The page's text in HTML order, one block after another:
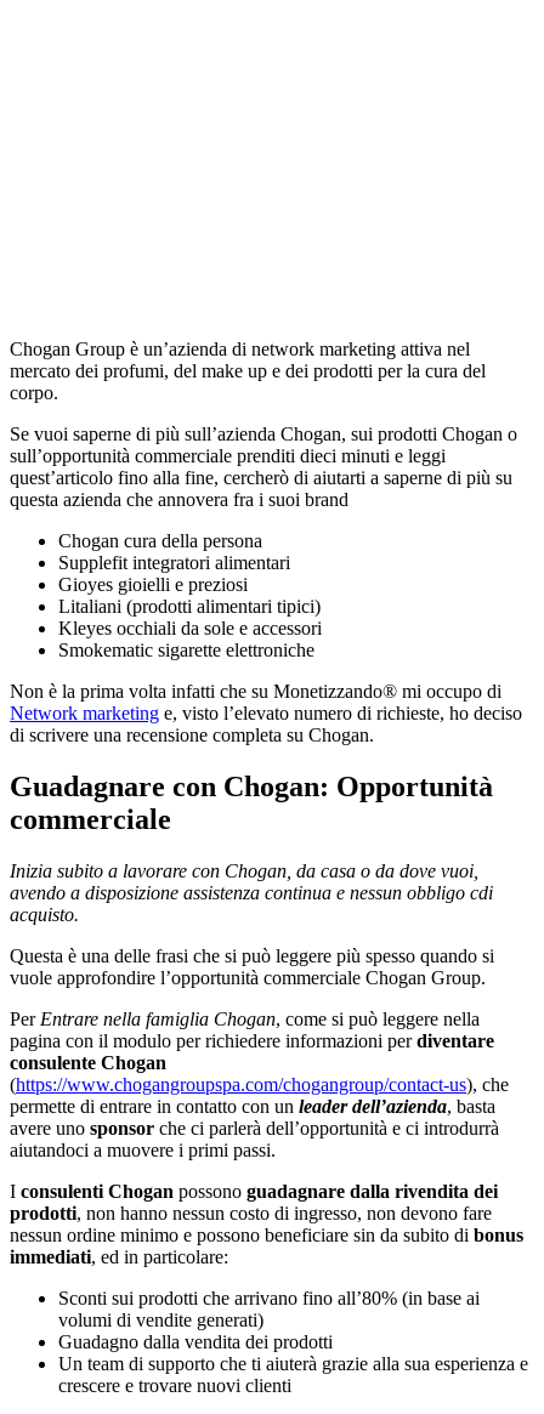
Chogan Group è un’azienda di network marketing attiva nel
mercato dei profumi, del make up e dei prodotti per la cura del
corpo.
Se vuoi saperne di più sull’azienda Chogan, sui prodotti Chogan o
sull’opportunità commerciale prenditi dieci minuti e leggi
quest’articolo fino alla fine, cercherò di aiutarti a saperne di più su
questa azienda che annovera fra i suoi brand
Chogan cura della persona
Supplefit integratori alimentari
Gioyes gioielli e preziosi
Litaliani (prodotti alimentari tipici)
Kleyes occhiali da sole e accessori
Smokematic sigarette elettroniche
Non è la prima volta infatti che su Monetizzando® mi occupo di
Network marketing e, visto l’elevato numero di richieste, ho deciso
di scrivere una recensione completa su Chogan.
Guadagnare con Chogan: Opportunità
commerciale
Inizia subito a lavorare con Chogan, da casa o da dove vuoi,
avendo a disposizione assistenza continua e nessun obbligo cdi
acquisto.
Questa è una delle frasi che si può leggere più spesso quando si
vuole approfondire l’opportunità commerciale Chogan Group.
Per Entrare nella famiglia Chogan, come si può leggere nella
pagina con il modulo per richiedere informazioni perdiventare
consulente Chogan
(https://www.chogangroupspa.com/chogangroup/contact-us), che
permette di entrare in contatto con un leader dell’azienda, basta
avere uno sponsor che ci parlerà dell’opportunità e ci introdurrà
aiutandoci a muovere i primi passi.
I consulenti Chogan possono guadagnare dalla rivendita dei
prodotti, non hanno nessun costo di ingresso, non devono fare
nessun ordine minimo e possono beneficiare sin da subito di bonus
immediati, ed in particolare:
Sconti sui prodotti che arrivano fino all’80% (in base ai
volumi di vendite generati)
Guadagno dalla vendita dei prodotti
Un team di supporto che ti aiuterà grazie alla sua esperienza e
crescere e trovare nuovi clienti